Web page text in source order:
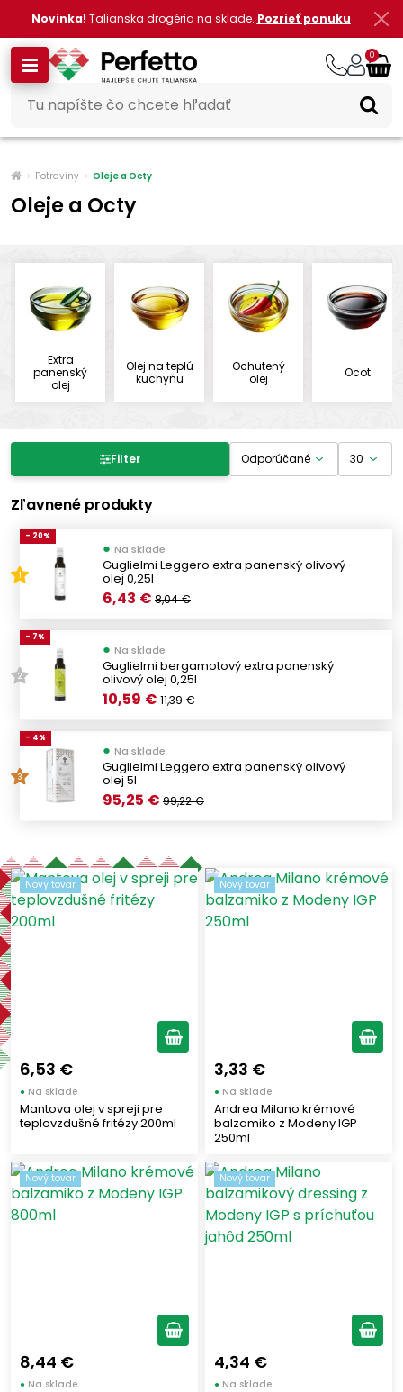
Novinka! Talianska drogéria na sklade. Pozrieť ponuku
0
Potraviny Oleje a Octy
Oleje a Octy
Extra
panenský
olej
Olej na teplú
kuchyňu
Ochutený
olej
Ocot
Filter produktov
Cena
€
DESANTIS
FRATELLI MANTOVA(4)
LA MASSERIA
FILIPPO BERIO
OLIO GUGLIELMI (30)
DUE VITTORIE(1)
CLEMENTE(3)
COLAVITA (1)
DE NIGRIS 1889
Objem
0,1(11)
0,2(3)
0,25
5 (7)
Filter
Zľavnené produkty
- 20%
1
● Na sklade
Guglielmi Leggero extra panenský olivový
olej 0,25l
6,43 € 8,04 €
- 7%
2
● Na sklade
Guglielmi bergamotový extra panenský
olivový olej 0,25l
10,59 € 11,39 €
- 4%
3
● Na sklade
Guglielmi Leggero extra panenský olivový
olej 5l
95,25 € 99,22 €
Nový tovar
6,53 €
● Na sklade
Mantova olej v spreji pre
teplovzdušné fritézy 200ml
Nový tovar
3,33 €
● Na sklade
Andrea Milano krémové
balzamiko z Modeny IGP
250ml
Nový tovar
8,44 €
● Na sklade
Nový tovar
4,34 €
● Na sklade